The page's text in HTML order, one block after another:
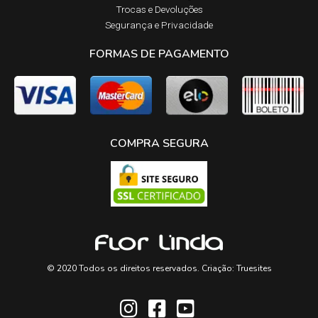
Trocas e Devoluções​
Segurança e Privacidade
FORMAS DE PAGAMENTO
COMPRA SEGURA
© 2020 Todos os direitos reservados. Criação: Truesites